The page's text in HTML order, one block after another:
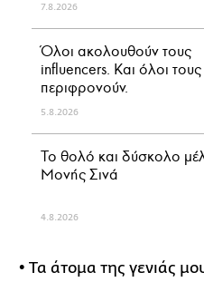
7.8.2026
Όλοι ακολουθούν τους
influencers. Και όλοι τους
περιφρονούν.
5.8.2026
Το θολό και δύσκολο
Μονής Σινά
4.8.2026
• Τα άτομα της γενιάς